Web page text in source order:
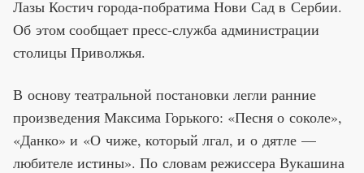
Лазы Костич города-побратима Нови Сад в Сербии.
Об этом сообщает пресс-служба администрации
столицы Приволжья.
В основу театральной постановки легли ранние
произведения Максима Горького: «Песня о соколе»,
«Данко» и «О чиже, который лгал, и о дятле —
любителе истины». По словам режиссера Вукашина